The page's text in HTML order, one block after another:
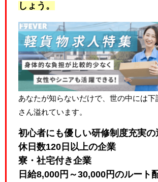
しょう。
あなたが知らないだけで、世の中には下
さん溢れています。
初心者にも優しい研修制度充実の
休日数120日以上の企業
寮・社宅付き企業
日給8,000円～30,000円のルート